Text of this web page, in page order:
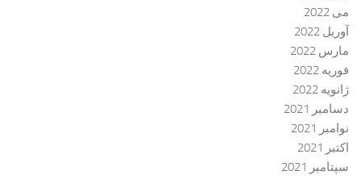
می 2022
آوریل 2022
مارس 2022
فوریه 2022
ژانویه 2022
دسامبر 2021
نوامبر 2021
اکتبر 2021
سپتامبر 2021